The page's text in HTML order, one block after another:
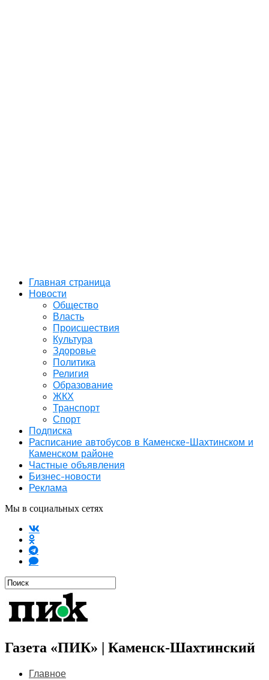
Главная страница
Новости
Общество
Власть
Происшествия
Культура
Здоровье
Политика
Религия
Образование
ЖКХ
Транспорт
Спорт
Подписка
Расписание автобусов в Каменске-Шахтинском и
Каменском районе
Частные объявления
Бизнес-новости
Реклама
Мы в социальных сетях
Газета «ПИК» | Каменск-Шахтинский
Главное